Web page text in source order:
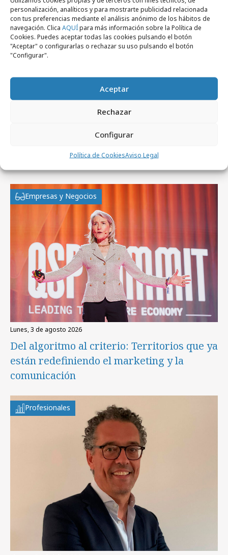
personalización, analíticos y para mostrarte publicidad relacionada
con tus preferencias mediante el análisis anónimo de los hábitos de
navegación. Clica AQUÍpara más información sobre la Política de
Cookies. Puedes aceptar todas las cookies pulsando el botón
"Aceptar" o configurarlas o rechazar su uso pulsando el botón
"Configurar".
Aceptar
Rechazar
Configurar
Política de CookiesAviso Legal
miércoles, 6 de septiembre 2017
MEC y Maxus se unen para convertirse en
Artículos recientes
Empresas y Negocios
lunes, 3 de agosto 2026
Del algoritmo al criterio: Territorios que ya
están redefiniendo el marketing y la
comunicación
Profesionales